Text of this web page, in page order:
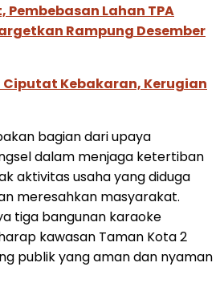
Pembebasan Lahan TPA
Rampung Desember
Kebakaran, Kerugian
bagian dari upaya
dalam menjaga ketertiban
aktivitas usaha yang diduga
meresahkan masyarakat.
tiga bangunan karaoke
kawasan Taman Kota 2
publik yang aman dan nyaman